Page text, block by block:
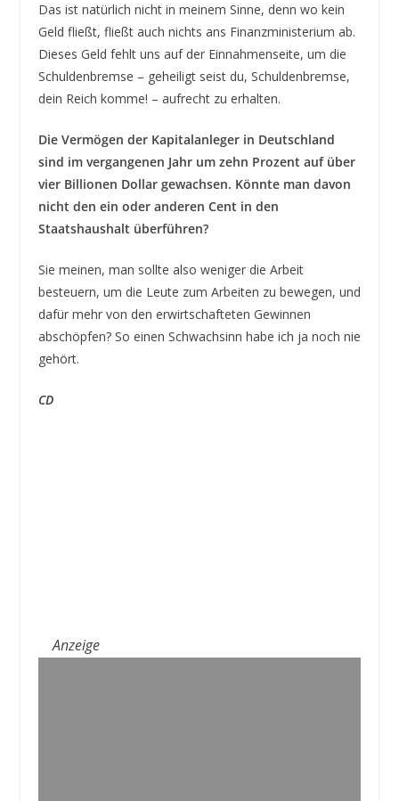
Das ist natürlich nicht in meinem Sinne, denn wo kein
Geld fließt, fließt auch nichts ans Finanzministerium ab.
Dieses Geld fehlt uns auf der Einnahmenseite, um die
Schuldenbremse – geheiligt seist du, Schuldenbremse,
dein Reich komme! – aufrecht zu erhalten.
Die Vermögen der Kapitalanleger in Deutschland
sind im vergangenen Jahr um zehn Prozent auf über
vier Billionen Dollar gewachsen. Könnte man davon
nicht den ein oder anderen Cent in den
Staatshaushalt überführen?
Sie meinen, man sollte also weniger die Arbeit
besteuern, um die Leute zum Arbeiten zu bewegen, und
dafür mehr von den erwirtschafteten Gewinnen
abschöpfen? So einen Schwachsinn habe ich ja noch nie
gehört.
CD
Anzeige